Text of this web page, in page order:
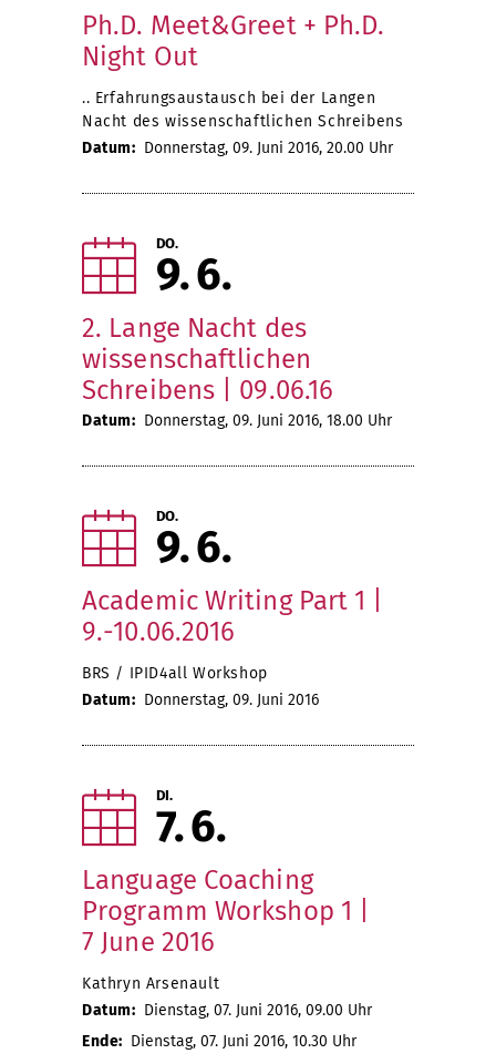
Ph.D. Meet&Greet + Ph.D.
Night Out
.. Erfahrungsaustausch bei der Langen
Nacht des wissenschaftlichen Schreibens
Datum: Donnerstag, 09. Juni 2016, 20.00 Uhr
DO.
9 6
2. Lange Nacht des
wissenschaftlichen
Schreibens | 09.06.16
Datum: Donnerstag, 09. Juni 2016, 18.00 Uhr
DO.
9 6
Academic Writing Part 1 |
9.-10.06.2016
BRS / IPID4all Workshop
Datum: Donnerstag, 09. Juni 2016
DI.
7 6
Language Coaching
Programm Workshop 1 |
7 June 2016
Kathryn Arsenault
Datum: Dienstag, 07. Juni 2016, 09.00 Uhr
Ende: Dienstag, 07. Juni 2016, 10.30 Uhr